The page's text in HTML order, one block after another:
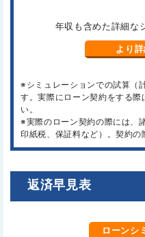
年収も含めた詳細な
より
※シミュレーションでの試算（
す。実際にローン契約をする
い。
※実際のローン契約の際には、
印紙税、保証料など）。契約の
返済早見表
ローンシ